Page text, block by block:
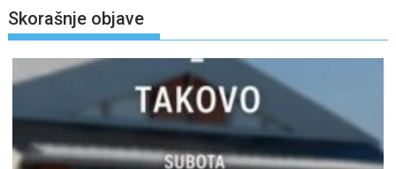
Skorašnje objave